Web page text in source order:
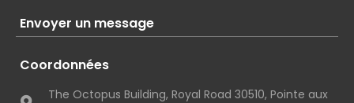
Envoyer un message
Coordonnées
The Octopus Building, Royal Road 30510, Pointe aux